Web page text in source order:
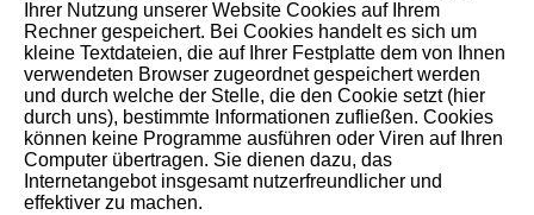
Ihrer Nutzung unserer Website Cookies auf Ihrem
Rechner gespeichert. Bei Cookies handelt es sich um
kleine Textdateien, die auf Ihrer Festplatte dem von Ihnen
verwendeten Browser zugeordnet gespeichert werden
und durch welche der Stelle, die den Cookie setzt (hier
durch uns), bestimmte Informationen zufließen. Cookies
können keine Programme ausführen oder Viren auf Ihren
Computer übertragen. Sie dienen dazu, das
Internetangebot insgesamt nutzerfreundlicher und
effektiver zu machen.